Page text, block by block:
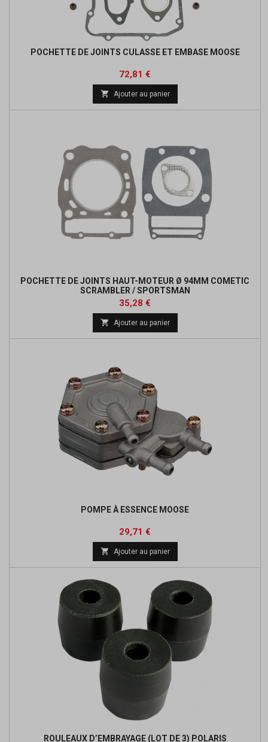
POCHETTE DE JOINTS CULASSE ET EMBASE MOOSE
Prix
72,81 €
base
 Ajouter au panier
POCHETTE DE JOINTS HAUT-MOTEUR Ø 94MM COMETIC
SCRAMBLER / SPORTSMAN
Prix
35,28 €
base
 Ajouter au panier
POMPE À ESSENCE MOOSE
Prix
29,71 €
base
 Ajouter au panier
ROULEAUX D’EMBRAYAGE (LOT DE 3) POLARIS